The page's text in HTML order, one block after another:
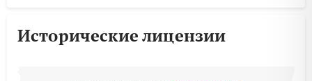
Исторические лицензии